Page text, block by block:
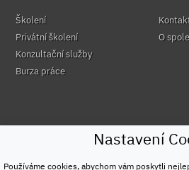
Nastavení
Používáme cookies, abychom vám poskytli
Školení
Privátní školení
Konzultační služby
Burza práce
O
© HUMUSOFT 1991 - 2026